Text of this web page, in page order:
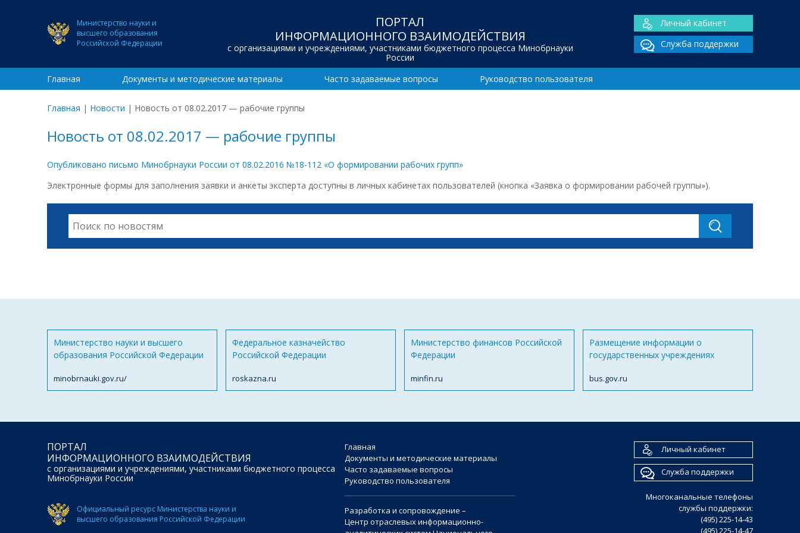
Министерство науки и
высшего образования
Российской Федерации
ПОРТАЛ
ИНФОРМАЦИОННОГО ВЗАИМОДЕЙСТВИЯ
с организациями и учреждениями, участниками бюджетного процесса Минобрнауки
России
Личный кабинет
Служба поддержки
Главная Документы и методические материалы Часто задаваемые вопросы Руководство пользователя
Главная | Новости | Новость от 08.02.2017 — рабочие группы
Новость от 08.02.2017 — рабочие группы
Опубликовано письмо Минобрнауки России от 08.02.2016 №18-112 «О формировании рабочих групп»
Электронные формы для заполнения заявки и анкеты эксперта доступны в личных кабинетах пользователей (кнопка «Заявка о формировании рабочей группы»).
Министерство науки и высшего
образования Российской Федерации
minobrnauki.gov.ru/
Федеральное казначейство
Российской Федерации
roskazna.ru
Министерство финансов Российской
Федерации
minfin.ru
Размещение информации о
государственных учреждениях
bus.gov.ru
ПОРТАЛ
ИНФОРМАЦИОННОГО ВЗАИМОДЕЙСТВИЯ
с организациями и учреждениями, участниками бюджетного процесса
Минобрнауки России
Официальный ресурс Министерства науки и
высшего образования Российской Федерации
Главная
Документы и методические материалы
Часто задаваемые вопросы
Руководство пользователя
Разработка и сопровождение –
Центр отраслевых информационно-
Личный кабинет
Служба поддержки
Многоканальные телефоны
службы поддержки:
(495) 225-14-43
(495) 225-14-47